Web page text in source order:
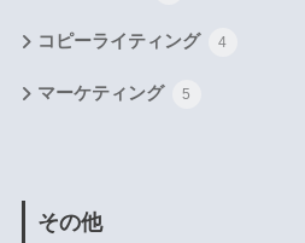
コピーライティング 4
マーケティング 5
その他